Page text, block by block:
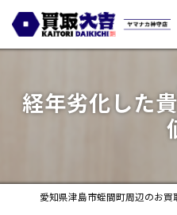
経年劣化した